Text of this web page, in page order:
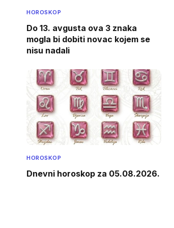
HOROSKOP
Do 13. avgusta ova 3 znaka
mogla bi dobiti novac kojem se
nisu nadali
HOROSKOP
Dnevni horoskop za 05.08.2026.